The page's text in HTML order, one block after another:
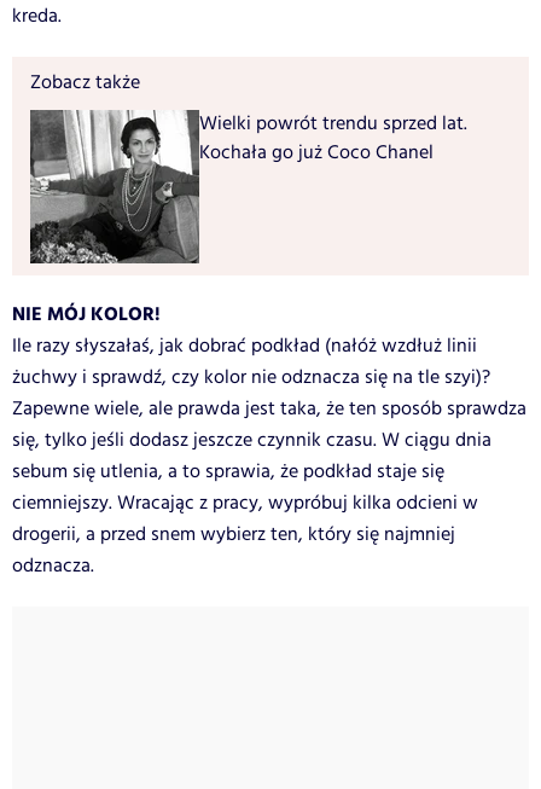
kreda.
Zobacz także
Wielki powrót trendu sprzed lat.
Kochała go już Coco Chanel
NIE MÓJ KOLOR!
Ile razy słyszałaś, jak dobrać podkład (nałóż wzdłuż linii
żuchwy i sprawdź, czy kolor nie odznacza się na tle szyi)?
Zapewne wiele, ale prawda jest taka, że ten sposób sprawdza
się, tylko jeśli dodasz jeszcze czynnik czasu. W ciągu dnia
sebum się utlenia, a to sprawia, że podkład staje się
ciemniejszy. Wracając z pracy, wypróbuj kilka odcieni w
drogerii, a przed snem wybierz ten, który się najmniej
odznacza.